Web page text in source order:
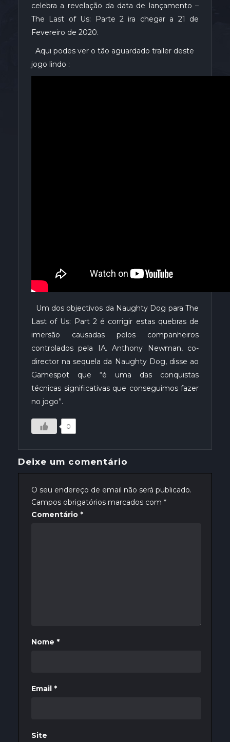
celebra a revelação da data de lançamento –
The Last of Us: Parte 2 ira chegar a 21 de
Fevereiro de 2020.
Aqui podes ver o tão aguardado trailer deste
jogo lindo :
Um dos objectivos da Naughty Dog para The
Last of Us: Part 2 é corrigir estas quebras de
imersão causadas pelos companheiros
controlados pela IA. Anthony Newman, co-
director na sequela da Naughty Dog, disse ao
Gamespot que “é uma das conquistas
técnicas significativas que conseguimos fazer
no jogo”.
0
Deixe um comentário
O seu endereço de email não será publicado.
Campos obrigatórios marcados com *
Comentário *
Nome *
Email *
Site